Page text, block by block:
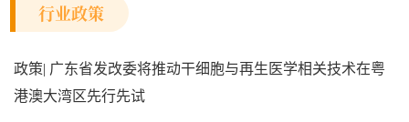
行业政策
政策| 广东省发改委将推动干细胞与再生医学相关技术在粤
港澳大湾区先行先试